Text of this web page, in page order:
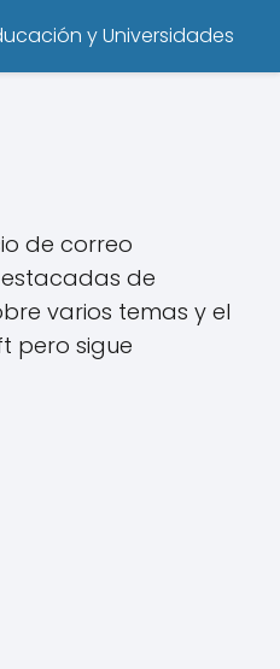
y Universidades
de correo
de
varios temas y el
pero sigue